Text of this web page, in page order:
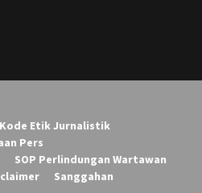
Kode Etik Jurnalistik
Pers
SOP Perlindungan Wartawan
Sanggahan